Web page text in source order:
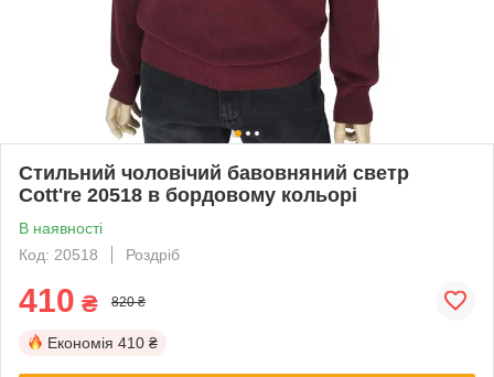
Стильний чоловічий бавовняний светр
Cott're 20518 в бордовому кольорі
В наявності
Код: 20518
Роздріб
410 ₴ 820 ₴
Економія 410 ₴